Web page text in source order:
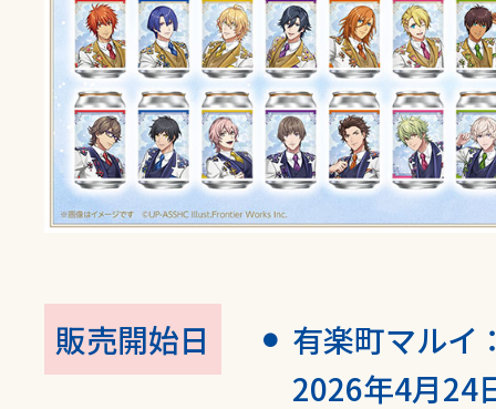
販売開始日
有楽町マルイ
2026年4月24